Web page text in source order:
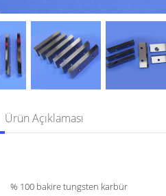
Ürün Açıklaması
% 100 bakire tungsten karbür